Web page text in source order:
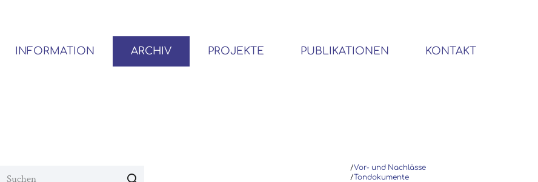
INFORMATION ARCHIV PROJEKTE PUBLIKATIONEN KONTAKT
/Vor- und Nachlässe
/Tondokumente